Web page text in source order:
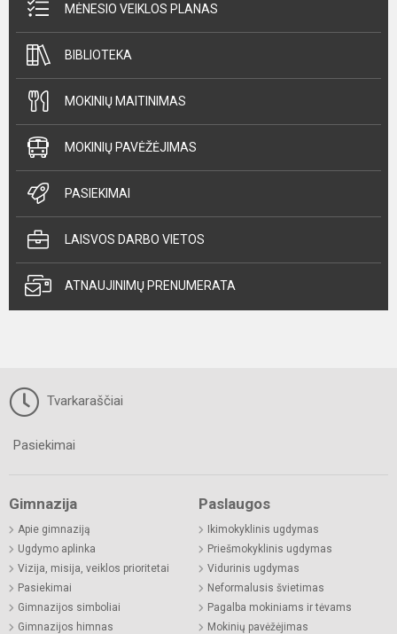
MĖNESIO VEIKLOS PLANAS
BIBLIOTEKA
MOKINIŲ MAITINIMAS
MOKINIŲ PAVĖŽĖJIMAS
PASIEKIMAI
LAISVOS DARBO VIETOS
ATNAUJINIMŲ PRENUMERATA
Tvarkaraščiai
Pasiekimai
Gimnazija
Apie gimnaziją
Ugdymo aplinka
Vizija, misija, veiklos prioritetai
Pasiekimai
Gimnazijos simboliai
Gimnazijos himnas
Paslaugos
Ikimokyklinis ugdymas
Priešmokyklinis ugdymas
Vidurinis ugdymas
Neformalusis švietimas
Pagalba mokiniams ir tėvams
Mokinių pavėžėjimas